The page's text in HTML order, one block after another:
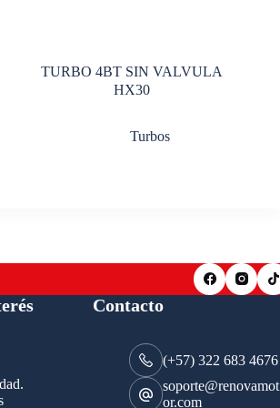
TURBO 4BT SIN VALVULA
HX30
Turbos
Contacto
(+57) 322 683 4676
soporte@renovamot
or.com